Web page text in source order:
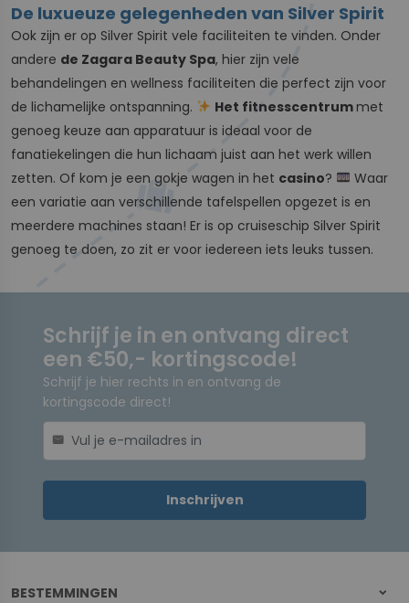
De luxueuze gelegenheden van Silver Spirit
Ook zijn er op Silver Spirit vele faciliteiten te vinden. Onder
andere de Zagara Beauty Spa, hier zijn vele
behandelingen en wellness faciliteiten die perfect zijn voor
de lichamelijke ontspanning.
Het fitnesscentrummet
genoeg keuze aan apparatuur is ideaal voor de
fanatiekelingen die hun lichaam juist aan het werk willen
zetten. Of kom je een gokje wagen in het casino?
Waar
een variatie aan verschillende tafelspellen opgezet is en
meerdere machines staan! Er is op cruiseschip Silver Spirit
genoeg te doen, zo zit er voor iedereen iets leuks tussen.
Schrijf je in en ontvang direct
een €50,- kortingscode!
Schrijf je hier rechts in en ontvang de
kortingscode direct!
mail
Inschrijven
BESTEMMINGEN